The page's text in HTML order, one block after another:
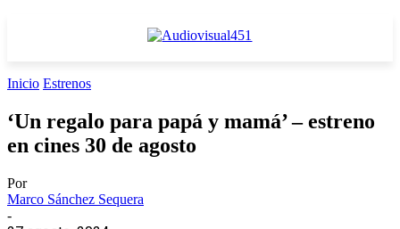
Inicio Estrenos
‘Un regalo para papá y mamá’ – estreno
en cines 30 de agosto
Por
Marco Sánchez Sequera
-